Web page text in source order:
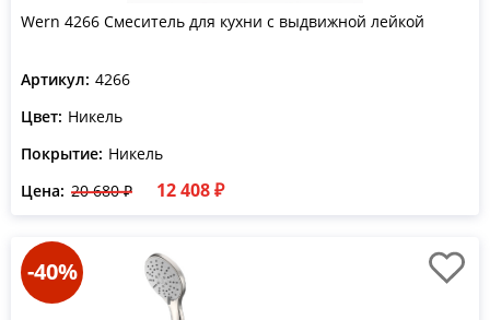
Wern 4266 Смеситель для кухни с выдвижной лейкой
Артикул: 4266
Цвет: Никель
Покрытие: Никель
Цена: 20 680 ₽ 12 408 ₽
-40%